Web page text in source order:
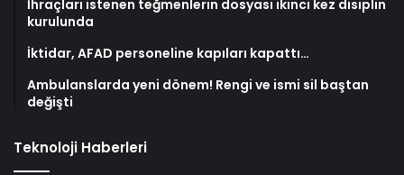
İhraçları istenen teğmenlerin dosyası ikinci kez disiplin
kurulunda
İktidar, AFAD personeline kapıları kapattı…
Ambulanslarda yeni dönem! Rengi ve ismi sil baştan
değişti
Teknoloji Haberleri